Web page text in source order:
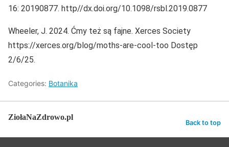
16: 20190877. http//dx.doi.org/10.1098/rsbl.2019.0877
Wheeler, J. 2024. Ćmy też są fajne. Xerces Society
https://xerces.org/blog/moths-are-cool-too Dostęp
2/6/25.
Categories: Botanika
ZiołaNaZdrowo.pl
Back to top